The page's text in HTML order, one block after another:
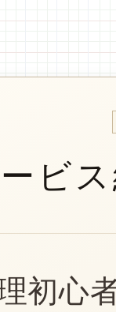
ビ
初心